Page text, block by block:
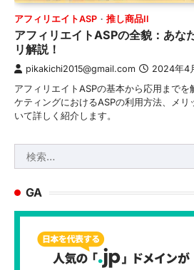
アフィリエイトASP 推し商品II
アフィリエイトASPの全貌：あな
リ解説！
pikakichi2015@gmail.com 2024年4
アフィリエイトASPの基本から応用まで
ケティングにおけるASPの利用方法、メリ
いて詳しく紹介します。
索:
GA